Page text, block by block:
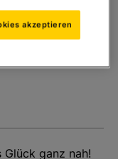
Glück ganz nah!
akzeptieren